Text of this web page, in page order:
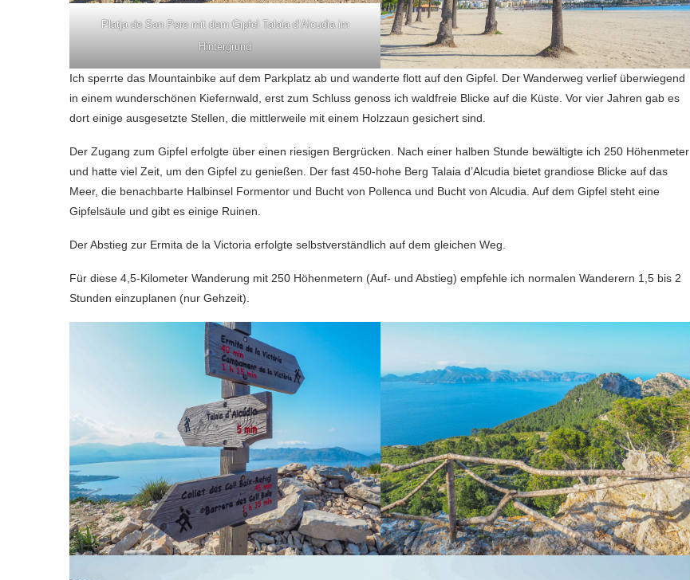
Platja de San Pere mit dem Gipfel Talaia d’Alcudia im
Hintergrund
Ich sperrte das Mountainbike auf dem Parkplatz ab und wanderte flott auf den Gipfel. Der Wanderweg verlief überwiegend
in einem wunderschönen Kiefernwald, erst zum Schluss genoss ich waldfreie Blicke auf die Küste. Vor vier Jahren gab es
dort einige ausgesetzte Stellen, die mittlerweile mit einem Holzzaun gesichert sind.
Der Zugang zum Gipfel erfolgte über einen riesigen Bergrücken. Nach einer halben Stunde bewältigte ich 250 Höhenmeter
und hatte viel Zeit, um den Gipfel zu genießen. Der fast 450-hohe Berg Talaia d’Alcudia bietet grandiose Blicke auf das
Meer, die benachbarte Halbinsel Formentor und Bucht von Pollenca und Bucht von Alcudia. Auf dem Gipfel steht eine
Gipfelsäule und gibt es einige Ruinen.
Der Abstieg zur Ermita de la Victoria erfolgte selbstverständlich auf dem gleichen Weg.
Für diese 4,5-Kilometer Wanderung mit 250 Höhenmetern (Auf- und Abstieg) empfehle ich normalen Wanderern 1,5 bis 2
Stunden einzuplanen (nur Gehzeit).